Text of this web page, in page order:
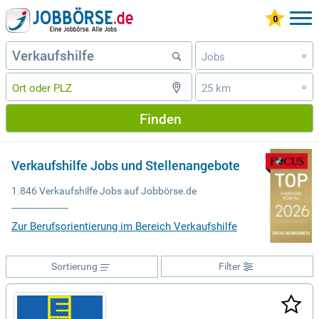
Jobs »
25 km »
Finden
Verkaufshilfe Jobs und Stellenangebote
1.846 Verkaufshilfe Jobs auf Jobbörse.de
Zur Berufsorientierung im Bereich Verkaufshilfe
Filter
Sortierung